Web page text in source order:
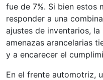
fue de 7%. Si bien estos
responder a una
ajustes de inventarios,
amenazas arancelarias
y a encarecer el
En el frente automotriz,